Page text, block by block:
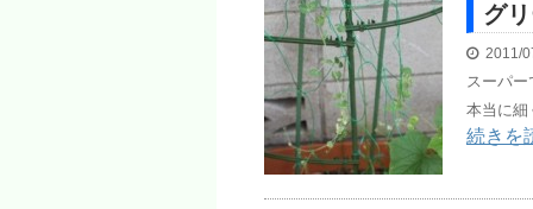
グ
2011/
スーパー
本当に
続きを